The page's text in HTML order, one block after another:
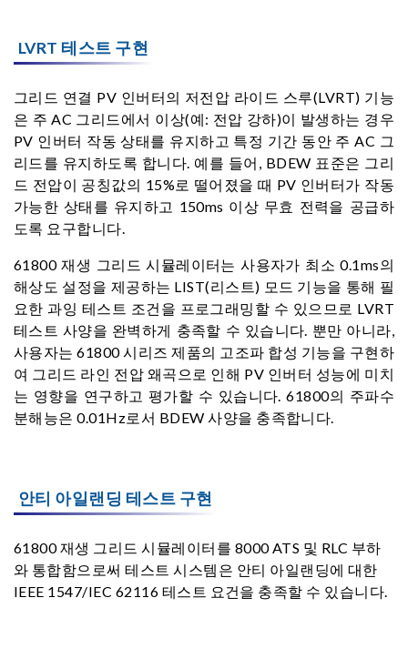
LVRT 테스트 구현
그리드 연결 PV 인버터의 저전압 라이드 스루(LVRT) 기능
은 주 AC 그리드에서 이상(예: 전압 강하)이 발생하는 경우
PV 인버터 작동 상태를 유지하고 특정 기간 동안 주 AC 그
리드를 유지하도록 합니다. 예를 들어, BDEW 표준은 그리
드 전압이 공칭값의 15%로 떨어졌을 때 PV 인버터가 작동
가능한 상태를 유지하고 150ms 이상 무효 전력을 공급하
도록 요구합니다.
61800 재생 그리드 시뮬레이터는 사용자가 최소 0.1ms의
해상도 설정을 제공하는 LIST(리스트) 모드 기능을 통해 필
요한 과잉 테스트 조건을 프로그래밍할 수 있으므로 LVRT
테스트 사양을 완벽하게 충족할 수 있습니다. 뿐만 아니라,
사용자는 61800 시리즈 제품의 고조파 합성 기능을 구현하
여 그리드 라인 전압 왜곡으로 인해 PV 인버터 성능에 미치
는 영향을 연구하고 평가할 수 있습니다. 61800의 주파수
분해능은 0.01Hz로서 BDEW 사양을 충족합니다.
안티 아일랜딩 테스트 구현
61800 재생 그리드 시뮬레이터를 8000 ATS 및 RLC 부하
와 통합함으로써 테스트 시스템은 안티 아일랜딩에 대한
IEEE 1547/IEC 62116 테스트 요건을 충족할 수 있습니다.